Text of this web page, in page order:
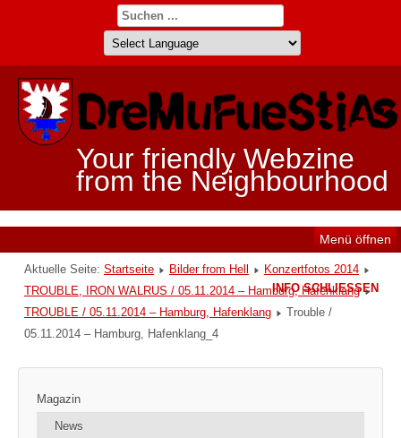
Your friendly Webzine
from the Neighbourhood
Menü öffnen
Aktuelle Seite: Startseite Bilder from Hell
Konzertfotos 2014
TROUBLE, IRON WALRUS / 05.11.2014 – Hamburg, Hafenklang
TROUBLE / 05.11.2014 – Hamburg, Hafenklang
Trouble /
05.11.2014 – Hamburg, Hafenklang_4
Magazin
News
INFO SCHLIESSEN